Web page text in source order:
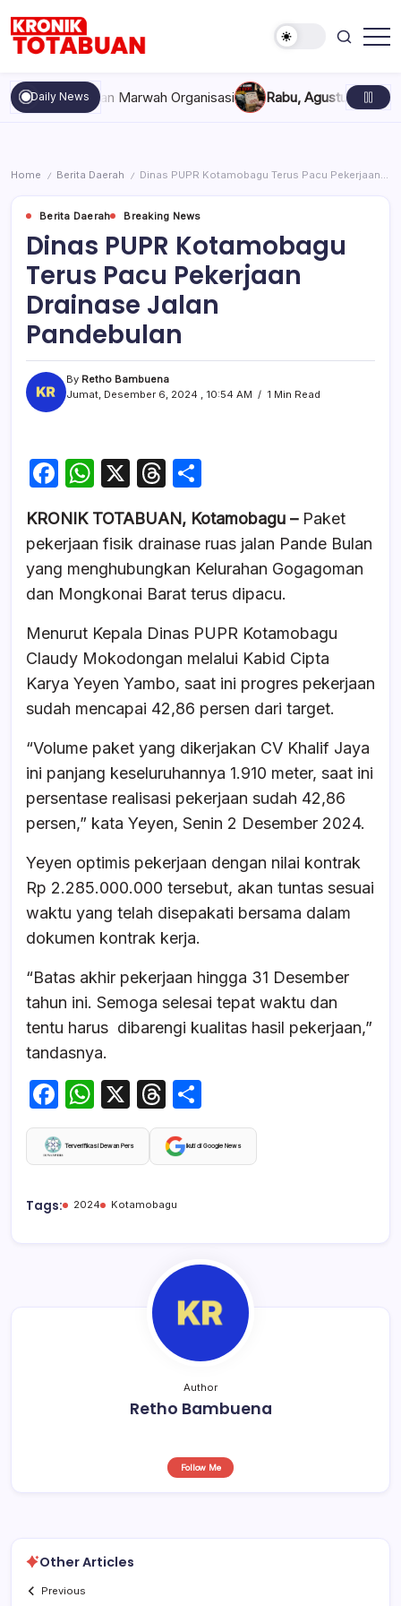
content
Totabuan
hari
ini
Kronik
Daily News
dan Marwah Organisasi Rabu, Agustus 5, 2026 ,
Home / Berita Daerah / Dinas PUPR Kotamobagu Terus Pacu Pekerjaan Drainase Jalan Pandebulan
Berita Daerah Breaking News
Dinas PUPR Kotamobagu
Terus Pacu Pekerjaan
Drainase Jalan
Pandebulan
By Retho Bambuena
Jumat, Desember 6, 2024 , 10:54 AM
1 Min Read
F
c
e
b
o
k
W
at
s
A
p
X
T
e
a
d
ar
e
KRONIK TOTABUAN, Kotamobagu –Paket
pekerjaan fisik drainase ruas jalan Pande Bulan
yang menghubungkan Kelurahan Gogagoman
dan Mongkonai Barat terus dipacu.
Menurut Kepala Dinas PUPR Kotamobagu
Claudy Mokodongan melalui Kabid Cipta
Karya Yeyen Yambo, saat ini progres pekerjaan
sudah mencapai 42,86 persen dari target.
“Volume paket yang dikerjakan CV Khalif Jaya
ini panjang keseluruhannya 1.910 meter, saat ini
persentase realisasi pekerjaan sudah 42,86
persen,” kata Yeyen, Senin 2 Desember 2024.
Yeyen optimis pekerjaan dengan nilai kontrak
Rp 2.285.000.000 tersebut, akan tuntas sesuai
waktu yang telah disepakati bersama dalam
dokumen kontrak kerja.
“Batas akhir pekerjaan hingga 31 Desember
tahun ini. Semoga selesai tepat waktu dan
tentu harus dibarengi kualitas hasil pekerjaan,”
tandasnya.
F
a
c
b
W
h
at
A
X
T
hr
e
d
h
ar
Terverifikasi Dewan Pers Ikuti di Google News
Tags: 2024 Kotamobagu
Author
Retho Bambuena
Follow Me
Other Articles
Previous